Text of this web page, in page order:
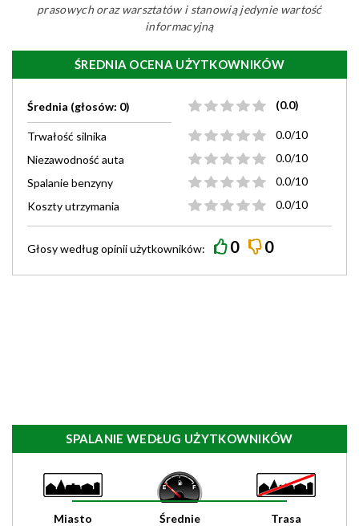
prasowych oraz warsztatów i stanowią jedynie wartość
informacyjną
ŚREDNIA OCENA UŻYTKOWNIKÓW
Średnia (głosów: 0) (0.0)
Trwałość silnika
0.0/10
Niezawodność auta
0.0/10
Spalanie benzyny
0.0/10
Koszty utrzymania
0.0/10
Głosy wedługopiniiużytkowników: 0 0
SPALANIE WEDŁUG UŻYTKOWNIKÓW
Miasto Średnie Trasa